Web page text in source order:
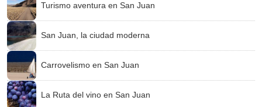
Turismo aventura en San Juan
San Juan, la ciudad moderna
Carrovelismo en San Juan
La Ruta del vino en San Juan